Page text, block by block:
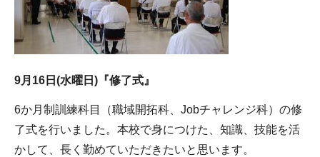
9月16日(水曜日)『修了式』
6か月制訓練科目（職域開拓科、Jobチャレンジ科）の修
了式を行いました。本校で身につけた、知識、技能を活
かして、長く勤めていただきたいと思います。